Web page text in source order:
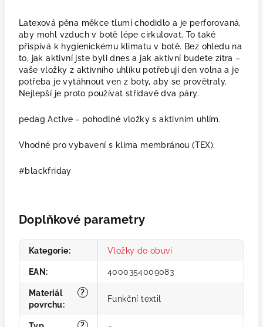
Latexová pěna měkce tlumí chodidlo a je perforovaná,
aby mohl vzduch v botě lépe cirkulovat. To také
přispívá k hygienickému klimatu v botě. Bez ohledu na
to, jak aktivní jste byli dnes a jak aktivní budete zítra –
vaše vložky z aktivního uhlíku potřebují den volna a je
potřeba je vytáhnout ven z boty, aby se provětraly.
Nejlepší je proto používat střídavě dva páry.
pedag Active - pohodlné vložky s aktivním uhlím.
Vhodné pro vybavení s klima membránou (TEX).
#blackfriday
Doplňkové parametry
Kategorie: Vložky do obuvi
EAN : 4000354009083
?
Materiál
povrchu:
Funkční textil